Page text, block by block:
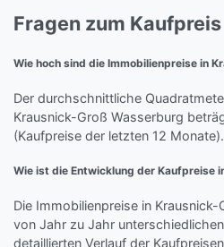
Fragen zum Kaufpreis
Wie hoch sind die Immobilienpreise in
Der durchschnittliche
Krausnick-Groß Wasserburg
(Kaufpreise der letzten 12 Monate).
Wie ist die Entwicklung der Kaufpreise
Die Immobilienpreise in
von Jahr zu Jahr
detaillierten Verlauf der